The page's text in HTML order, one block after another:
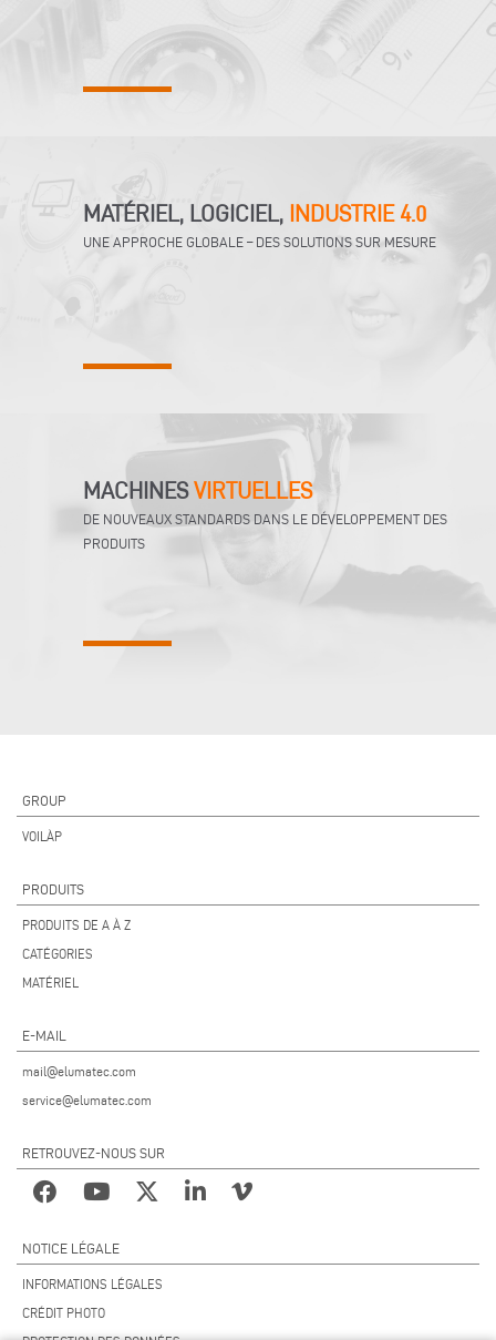
MATÉRIEL, LOGICIEL, INDUSTRIE 4.0
UNE APPROCHE GLOBALE – DES SOLUTIONS SUR MESURE
MACHINESVIRTUELLES
DE NOUVEAUX STANDARDS DANS LE DÉVELOPPEMENT DES
PRODUITS
GROUP
VOILÀP
PRODUITS
PRODUITS DE A À Z
CATÉGORIES
MATÉRIEL
E-MAIL
mail@elumatec.com
service@elumatec.com
RETROUVEZ-NOUS SUR
NOTICE LÉGALE
INFORMATIONS LÉGALES
CRÉDIT PHOTO